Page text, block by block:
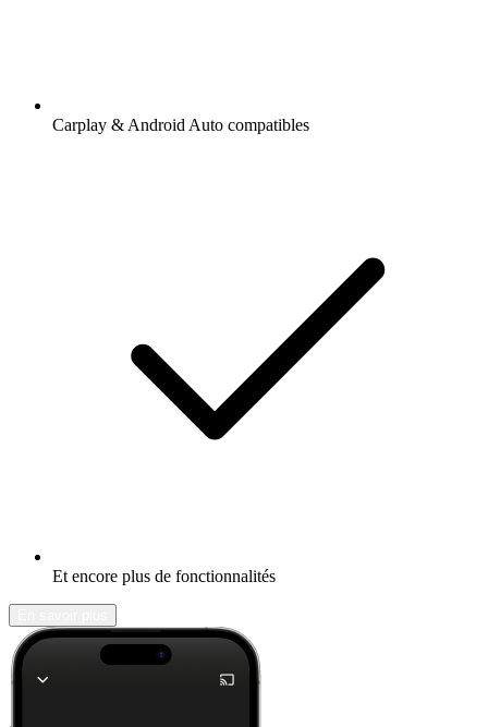
Carplay & Android Auto compatibles
Et encore plus de fonctionnalités